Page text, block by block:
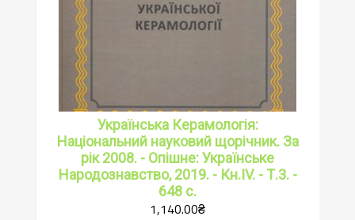
Українська Керамологія:
Національний науковий щорічник. За
рік 2008. - Опішне: Українське
Народознавство, 2019. - Кн.IV. - Т.3. -
648 с.
1,140.00₴